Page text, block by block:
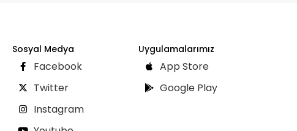
Sosyal Medya
Facebook
Twitter
Instagram
Uygulamalarımız
App Store
Google Play